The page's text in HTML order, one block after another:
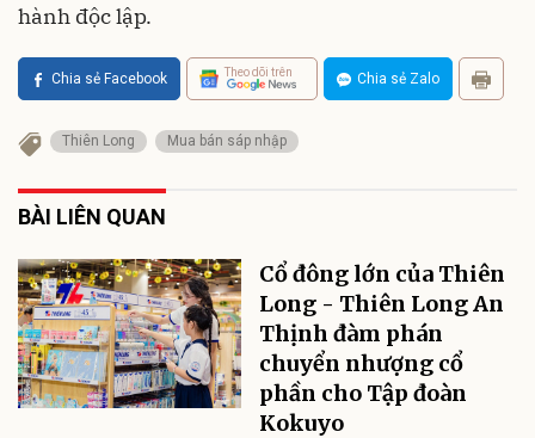
hành độc lập.
Chia sẻ Facebook Theo dõi trên Chia sẻ Zalo
Thiên Long Mua bán sáp nhập
BÀI LIÊN QUAN
Cổ đông lớn của Thiên
Long - Thiên Long An
Thịnh đàm phán
chuyển nhượng cổ
phần cho Tập đoàn
Kokuyo